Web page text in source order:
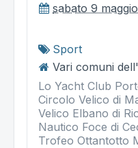
sabato 9
Sport
Vari comuni
Lo Yacht Club
Circolo Velico di
Velico Elbano di
Nautico Foce di
Trofeo Ottantotto